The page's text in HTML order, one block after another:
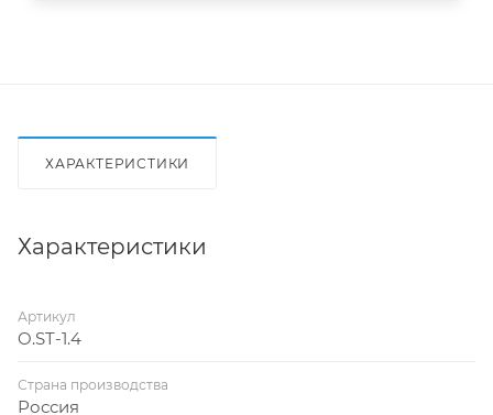
ХАРАКТЕРИСТИКИ
Характеристики
Артикул
O.ST-1.4
Страна производства
Россия